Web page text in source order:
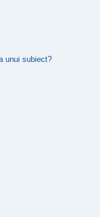
unui subiect?